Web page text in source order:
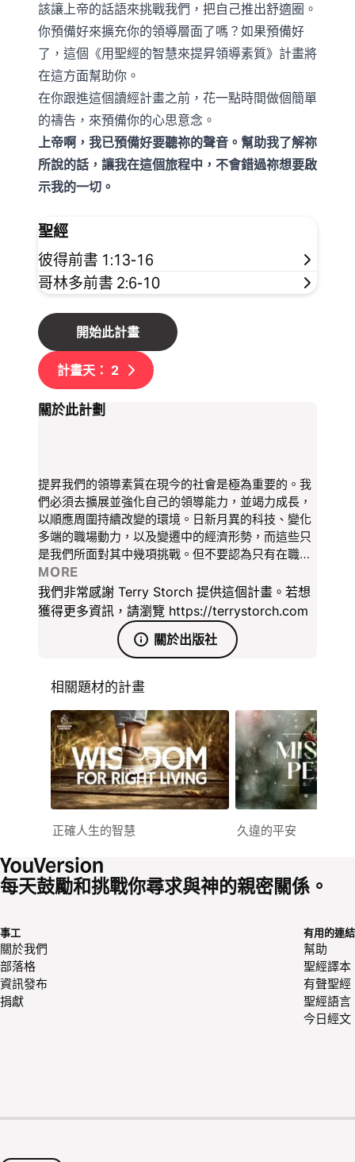
該讓上帝的話語來挑戰我們，把自己推出舒適圈。
你預備好來擴充你的領導層面了嗎？如果預備好
了，這個《用聖經的智慧來提昇領導素質》計畫將
在這方面幫助你。
在你跟進這個讀經計畫之前，花一點時間做個簡單
的禱告，來預備你的心思意念。
上帝啊，我已預備好要聽祢的聲音。幫助我了解祢
所說的話，讓我在這個旅程中，不會錯過祢想要啟
示我的一切。
聖經
彼得前書 1:13-16
哥林多前書 2:6-10
開始此計畫
計畫天： 2
關於此計劃
提昇我們的領導素質在現今的社會是極為重要的。我
們必須去擴展並強化自己的領導能力，並竭力成長，
以順應周圍持續改變的環境。日新月異的科技、變化
多端的職場動力，以及變遷中的經濟形勢，而這些只
是我們所面對其中幾項挑戰。但不要認為只有在職場
上才需要提昇領導素質。我們在家庭中以及人際關係
上，也必須去改進我們的領導方式。讓我們從今天
起，來學習這實用又切身的領導智慧。
MORE
我們非常感謝 Terry Storch 提供這個計畫。若想
獲得更多資訊，請瀏覽 https://terrystorch.com
關於出版社
相關題材的計畫
正確人生的智慧 久違的平安
每天鼓勵和挑戰你尋求與神的親密關係。
事工
關於我們
部落格
資訊發布
捐獻
有用的連結
幫助
聖經譯本
有聲聖經
聖經語言
今日經文